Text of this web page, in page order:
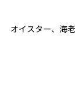
オイスター、海